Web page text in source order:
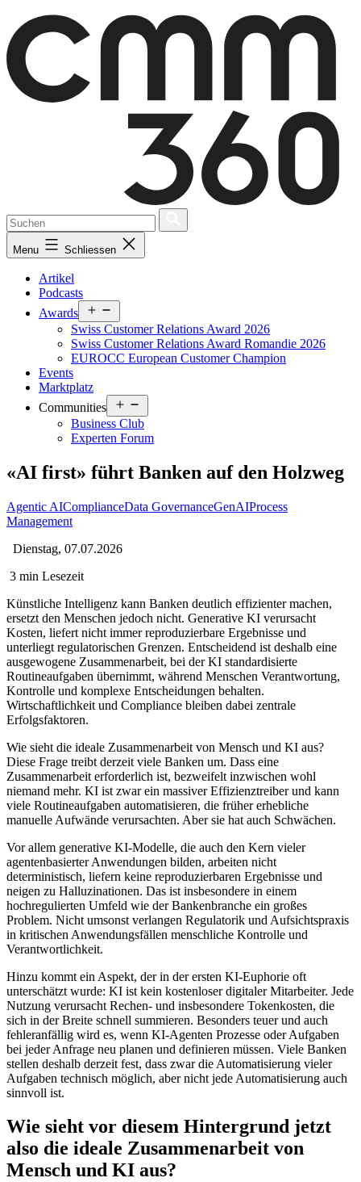
content
Menu Schliessen
Artikel
Podcasts
Awards
menu
Swiss Customer Relations Award 2026
Swiss Customer Relations Award Romandie 2026
EUROCC European Customer Champion
Events
Marktplatz
Communities
menu
Business Club
Experten Forum
«AI first» führt Banken auf den Holzweg
Agentic AIComplianceData GovernanceGenAIProcess
Management
Dienstag, 07.07.2026
3 min Lesezeit
Künstliche Intelligenz kann Banken deutlich effizienter machen,
ersetzt den Menschen jedoch nicht. Generative KI verursacht
Kosten, liefert nicht immer reproduzierbare Ergebnisse und
unterliegt regulatorischen Grenzen. Entscheidend ist deshalb eine
ausgewogene Zusammenarbeit, bei der KI standardisierte
Routineaufgaben übernimmt, während Menschen Verantwortung,
Kontrolle und komplexe Entscheidungen behalten.
Wirtschaftlichkeit und Compliance bleiben dabei zentrale
Erfolgsfaktoren.
Wie sieht die ideale Zusammenarbeit von Mensch und KI aus?
Diese Frage treibt derzeit viele Banken um. Dass eine
Zusammenarbeit erforderlich ist, bezweifelt inzwischen wohl
niemand mehr. KI ist zwar ein massiver Effizienztreiber und kann
viele Routineaufgaben automatisieren, die früher erhebliche
manuelle Aufwände verursachten. Aber sie hat auch Schwächen.
Vor allem generative KI-Modelle, die auch den Kern vieler
agentenbasierter Anwendungen bilden, arbeiten nicht
deterministisch, liefern keine reproduzierbaren Ergebnisse und
neigen zu Halluzinationen. Das ist insbesondere in einem
hochregulierten Umfeld wie der Bankenbranche ein großes
Problem. Nicht umsonst verlangen Regulatorik und Aufsichtspraxis
in kritischen Anwendungsfällen menschliche Kontrolle und
Verantwortlichkeit.
Hinzu kommt ein Aspekt, der in der ersten KI-Euphorie oft
unterschätzt wurde: KI ist kein kostenloser digitaler Mitarbeiter. Jede
Nutzung verursacht Rechen- und insbesondere Tokenkosten, die
sich in der Breite schnell summieren. Besonders teuer und auch
fehleranfällig wird es, wenn KI-Agenten Prozesse oder Aufgaben
bei jeder Anfrage neu planen und definieren müssen. Viele Banken
stellen deshalb derzeit fest, dass zwar die Automatisierung vieler
Aufgaben technisch möglich, aber nicht jede Automatisierung auch
sinnvoll ist.
Wie sieht vor diesem Hintergrund jetzt
also die ideale Zusammenarbeit von
Mensch und KI aus?